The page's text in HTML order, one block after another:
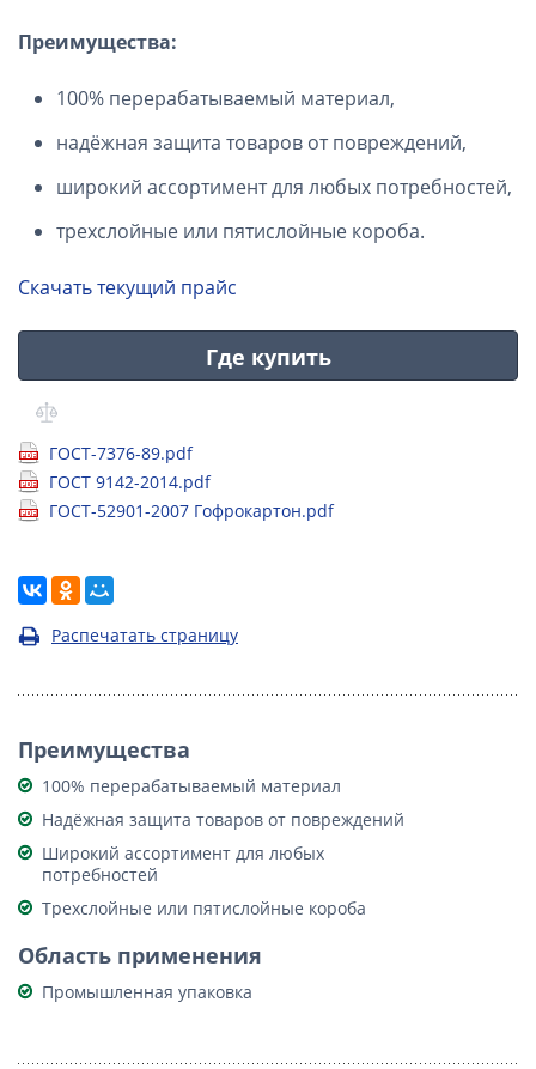
Преимущества:
100% перерабатываемый материал,
надёжная защита товаров от повреждений,
широкий ассортимент для любых потребностей,
трехслойные или пятислойные короба.
Скачать текущий прайс
Где купить
ГОСТ-7376-89.pdf
ГОСТ 9142-2014.pdf
ГОСТ-52901-2007 Гофрокартон.pdf
Распечатать страницу
Преимущества
100% перерабатываемый материал
Надёжная защита товаров от повреждений
Широкий ассортимент для любых
потребностей
Трехслойные или пятислойные короба
Область применения
Промышленная упаковка